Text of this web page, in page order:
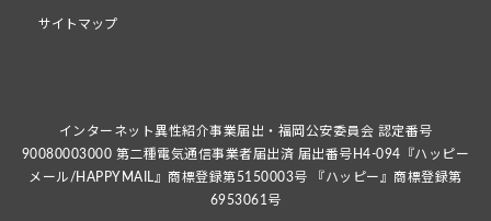
サイトマップ
インターネット異性紹介事業届出・福岡公安委員会 認定番号
90080003000 第二種電気通信事業者届出済 届出番号H4-094『ハッピー
メール/HAPPYMAIL』商標登録第5150003号 『ハッピー』商標登録第
6953061号